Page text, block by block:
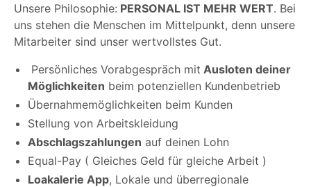
Unsere Philosophie: PERSONAL IST MEHR WERT. Bei
uns stehen die Menschen im Mittelpunkt, denn unsere
Mitarbeiter sind unser wertvollstes Gut.
Persönliches Vorabgespräch mit Ausloten deiner
Möglichkeiten beim potenziellen Kundenbetrieb
Übernahmemöglichkeiten beim Kunden
Stellung von Arbeitskleidung
Abschlagszahlungen auf deinen Lohn
Equal-Pay ( Gleiches Geld für gleiche Arbeit )
Loakalerie App, Lokale und überregionale